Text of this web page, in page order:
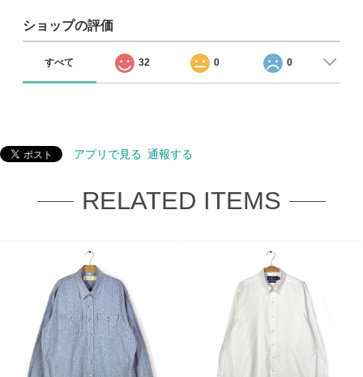
ショップの評価
すべて 32 0 0
アプリで見る 通報する
RELATED ITEMS